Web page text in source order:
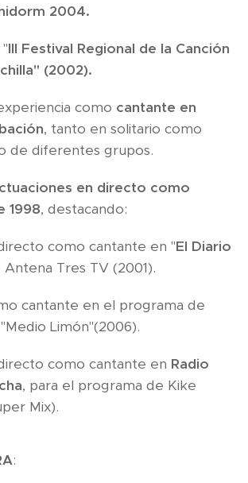
2004.
III Festival Regional de la Canción
(2002).
como cantante en
, tanto en solitario como
de diferentes grupos.
en directo como
1998, destacando:
como cantante en "El Diario
Antena Tres TV (2001).
cantante en el programa de
"Medio Limón"(2006).
como cantante en Radio
, para el programa de Kike
Mix).
: